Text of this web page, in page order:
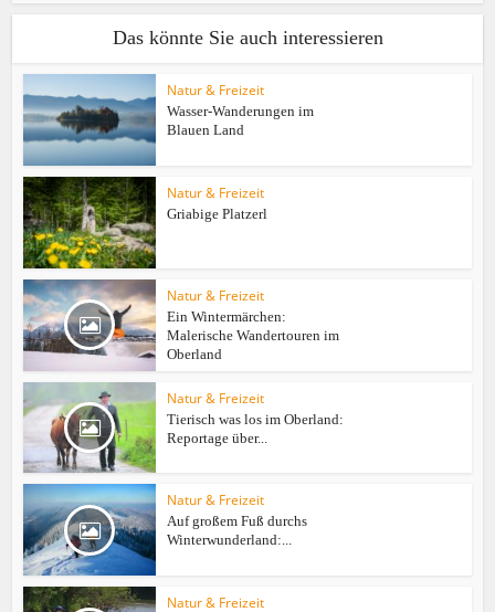
Das könnte Sie auch interessieren
Natur & Freizeit
Wasser-Wanderungen im
Blauen Land
Natur & Freizeit
Griabige Platzerl
Natur & Freizeit
Ein Wintermärchen:
Malerische Wandertouren im
Oberland
Natur & Freizeit
Tierisch was los im Oberland:
Reportage über...
Natur & Freizeit
Auf großem Fuß durchs
Winterwunderland:...
Natur & Freizeit